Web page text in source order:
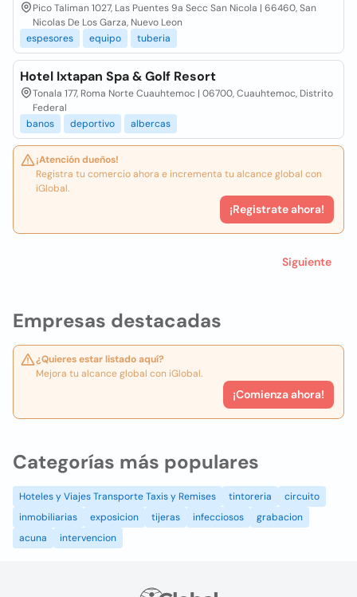
Empresas destacadas
¿Quieres estar listado aquí?
Mejora tu alcance global con iGlobal.
¡Comienza ahora!
Pico Taliman 1027, Las Puentes 9a Secc San Nicola | 66460, San
Nicolas De Los Garza, Nuevo Leon
espesores
equipo tuberia
Hotel Ixtapan Spa & Golf Resort
Tonala 177, Roma Norte Cuauhtemoc | 06700, Cuauhtemoc, Distrito
Federal
banos
deportivo albercas
¡Atención dueños!
Registra tu comercio ahora e incrementa tu alcance global con
iGlobal.
¡Registrate ahora!
Siguiente
Categorías más populares
Hoteles y Viajes Transporte Taxis y Remises tintoreria
circuito
inmobiliarias
exposicion tijeras infecciosos
grabacion
acuna
intervencion